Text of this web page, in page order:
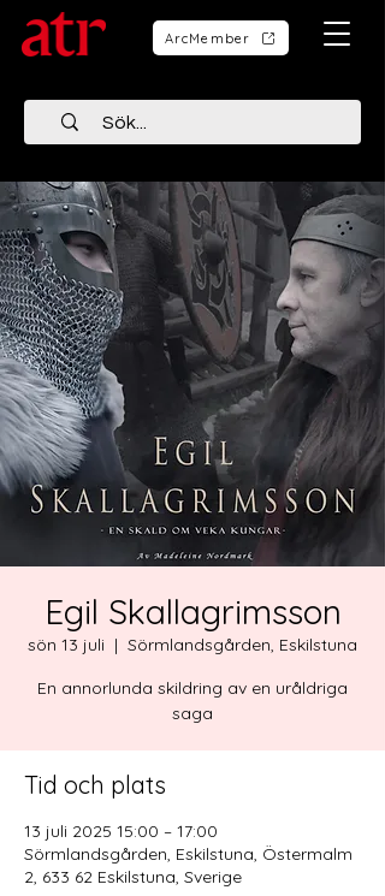
ArcMember
Egil Skallagrimsson
sön 13 juli
  |
Sörmlandsgården, Eskilstuna
En annorlunda skildring av en uråldriga
saga
Tid och plats
13 juli 2025 15:00 – 17:00
Sörmlandsgården, Eskilstuna, Östermalm
2, 633 62 Eskilstuna, Sverige